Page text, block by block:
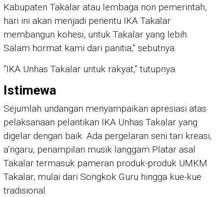
Kabupaten Takalar atau lembaga non pemerintah,
hari ini akan menjadi penentu IKA Takalar
membangun kohesi, untuk Takalar yang lebih.
Salam hormat kami dari panitia,” sebutnya.
”IKA Unhas Takalar untuk rakyat,” tutupnya.
Istimewa
Sejumlah undangan menyampaikan apresiasi atas
pelaksanaan pelantikan IKA Unhas Takalar yang
digelar dengan baik. Ada pergelaran seni tari kreasi,
a’ngaru, penampilan musik langgam Platar asal
Takalar termasuk pameran produk-produk UMKM
Takalar, mulai dari Songkok Guru hingga kue-kue
tradisional.